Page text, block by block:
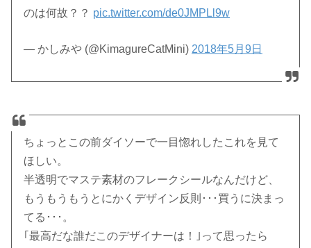
のは何故？？ pic.twitter.com/de0JMPLl9w
— かしみや (@KimagureCatMini) 2018年5月9日
ちょっとこの前ダイソーで一目惚れしたこれを見て
ほしい。
半透明でマステ素材のフレークシールなんだけど、
もうもうもうとにかくデザイン反則･･･買うに決まっ
てる･･･。
｢最高だな誰だこのデザイナーは！｣って思ったら